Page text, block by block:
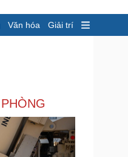
Văn hóa Giải trí